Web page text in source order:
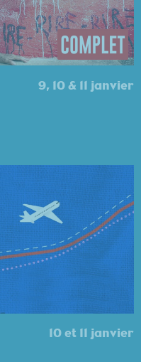
9, 10 & 11 janvier
10 et 11 janvier